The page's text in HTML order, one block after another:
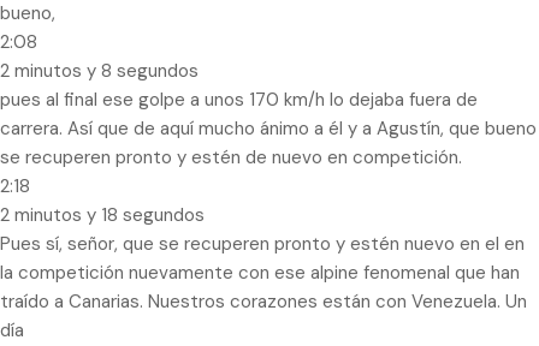
bueno,
2:08
2 minutos y 8 segundos
pues al final ese golpe a unos 170 km/h lo dejaba fuera de
carrera. Así que de aquí mucho ánimo a él y a Agustín, que bueno
se recuperen pronto y estén de nuevo en competición.
2:18
2 minutos y 18 segundos
Pues sí, señor, que se recuperen pronto y estén nuevo en el en
la competición nuevamente con ese alpine fenomenal que han
traído a Canarias. Nuestros corazones están con Venezuela. Un
día